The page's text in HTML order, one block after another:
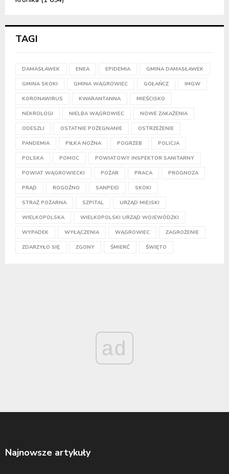
TAGI
DAMASŁAWEK ENEA EPIDEMIA GMINA DAMASŁAWEK
GMINA SKOKI GMINA WĄGROWIEC GOŁAŃCZ IMGW
KORONAWIRUS KWARANTANNA MIEŚCISKO
NEKROLOGI NIELBA WĄGROWIEC NOWE ZAKAŻENIA
ODESZLI OSTATNIE POŻEGNANIE OSTRZEŻENIE
PANDEMIA PIŁKA NOŻNA POGRZEB POLICJA
POLSKA POMOC POWIATOWY INSPEKTOR SANITARNY
POWIAT WĄGROWIECKI POŻAR PRACA PROGNOZA
PRĄD ROGOŹNO SANPEID SKOKI
STRAŻ POŻARNA SZPITAL URZĄD MIEJSKI
WIELKOPOLSKA WIELKOPOLSKI URZĄD WOJEWÓDZKI
WYPADEK WYŁĄCZENIA WĄGROWIEC ZAGROŻENIE
ZDARZYŁO SIĘ ZGONY ŚMIERĆ ŚWIĘTO
ad
Najnowsze artykuły